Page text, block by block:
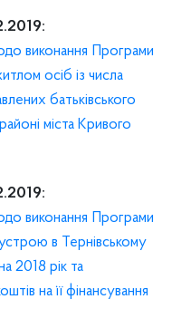
виконання Програми
осіб із числа
батьківського
міста Кривого
виконання Програми
в Тернівському
2018 рік та
на її фінансування